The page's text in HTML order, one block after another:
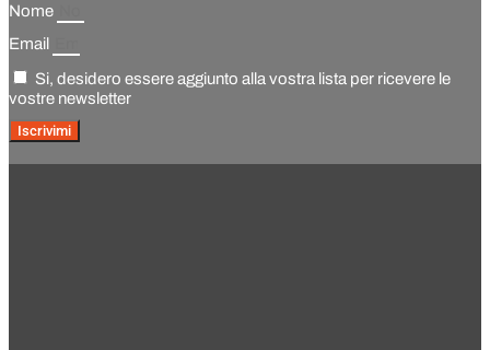
Nome
Email
Si, desidero essere aggiunto alla vostra lista per ricevere le
vostre newsletter
Iscrivimi